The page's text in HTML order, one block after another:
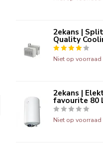
2ekans |
Quality
Niet op voorraad
2ekans |
favourite 80
Niet op voorraad